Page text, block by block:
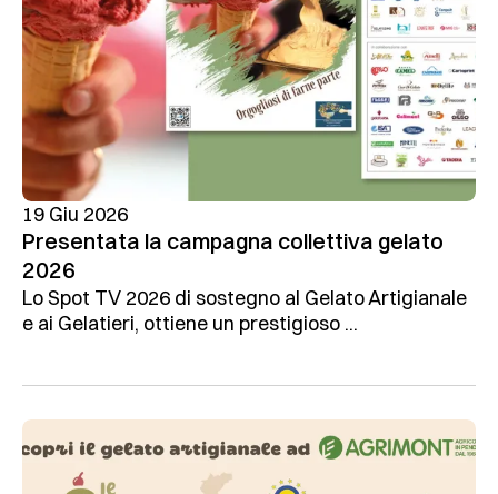
19 Giu 2026
Presentata la campagna collettiva gelato
2026
Lo Spot TV 2026 di sostegno al Gelato Artigianale
e ai Gelatieri, ottiene un prestigioso ...